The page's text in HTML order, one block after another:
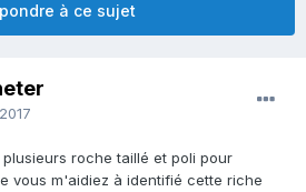
à ce sujet
roche taillé et poli pour
vous m'aidiez à identifié cette riche